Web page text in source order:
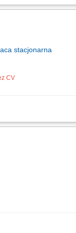
maszyn; Monitorowanie
stacjonarna
CV
techniczną,